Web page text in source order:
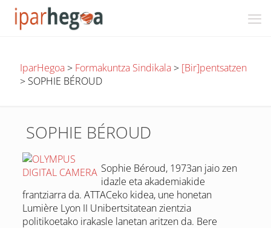
IparHegoa> Formakuntza Sindikala> [Bir]pentsatzen
> SOPHIE BÉROUD
SOPHIE BÉROUD
Sophie Béroud, 1973an jaio zen
idazle eta akademiakide
frantziarra da. ATTACeko kidea, une honetan
Lumière Lyon II Unibertsitatean zientzia
politikoetako irakasle lanetan aritzen da. Bere